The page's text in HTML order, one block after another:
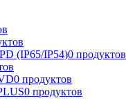
(IP65/IP54)0 продуктов
0 продуктов
0 продуктов